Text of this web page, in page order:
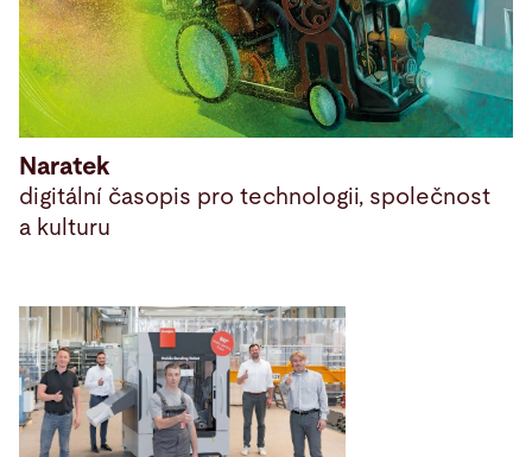
Naratek
digitální časopis pro technologii, společnost
a kulturu